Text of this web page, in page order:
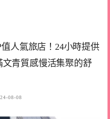
人氣旅店！24小時提供
青質感慢活集聚的舒
08-08